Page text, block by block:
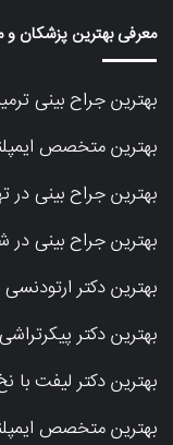
معرفی بهترین پزشکان
بهترین جراح بینی
بهترین متخصص
بهترین جراح بینی در
بهترین جراح بینی در
بهترین دکتر
بهترین دکتر
بهترین دکتر لیفت با
بهترین متخصص